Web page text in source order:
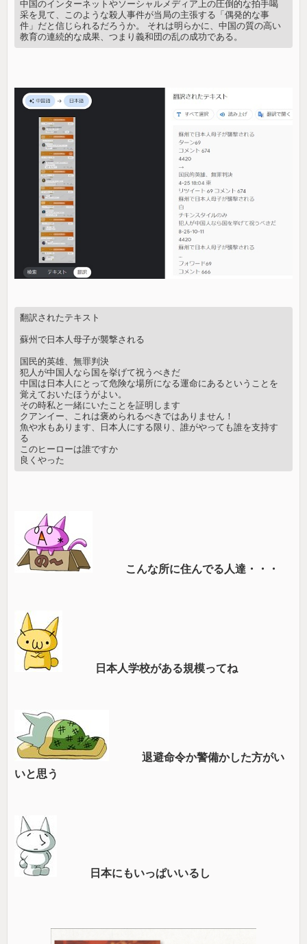
中国のインターネットやソーシャルメディア上の圧倒的な拍手喝
采を見て、このような殺人事件が当局の主張する「偶発的な事
件」だと信じられるだろうか。 それは明らかに、中国の質の高い
教育の連続的な成果、つまり義和団の乱の成功である。
翻訳されたテキスト
蘇州で日本人母子が襲撃される
国民的英雄、無罪判決
犯人が中国人なら国を挙げて祝うべきだ
中国は日本人にとって危険な場所になる運命にあるということを
覚えておいたほうがよい。
その時私と一緒にいたことを証明します
クアンイー、これは褒められるべきではありません！
魚や水もあります、日本人にする限り、誰がやっても誰を支持す
る
このヒーローは誰ですか
良くやった
こんな所に住んでる人達・・・
日本人学校がある規模ってね
退避命令か警備かした方がい
いと思う
日本にもいっぱいいるし